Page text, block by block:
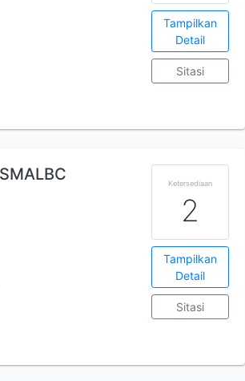
Tampilkan
Detail
Sitasi
Ketersediaan
2
Tampilkan
Detail
Sitasi